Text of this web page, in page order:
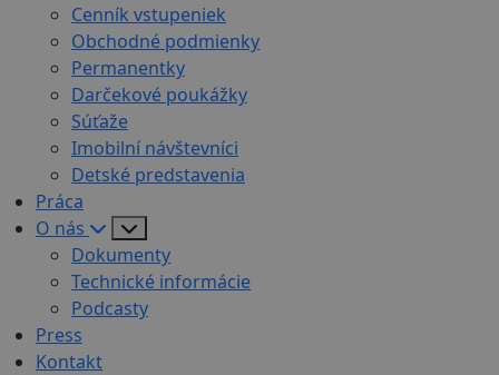
Cenník vstupeniek
Obchodné podmienky
Permanentky
Darčekové poukážky
Súťaže
Imobilní návštevníci
Detské predstavenia
Práca
O nás
Dokumenty
Technické informácie
Podcasty
Press
Kontakt